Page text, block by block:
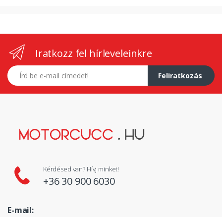
Iratkozz fel hírleveleinkre
E-mail címed
Feliratkozás
Kérdésed van? Hívj minket!
+36 30 900 6030
E-mail: